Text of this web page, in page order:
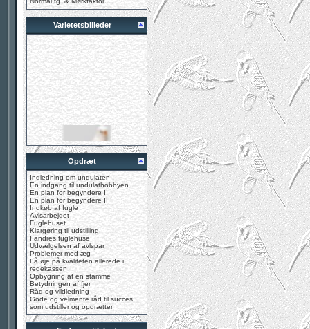
Varietetsbilleder
Opdræt
Indledning om undulaten
En indgang til undulathobbyen
En plan for begyndere I
En plan for begyndere II
Indkøb af fugle
Avlsarbejdet
Fuglehuset
Klargøring til udstilling
I andres fuglehuse
Udvælgelsen af avlspar
Problemer med æg
Få øje på kvaliteten allerede i
redekassen
Opbygning af en stamme
Betydningen af fjer
Råd og vildledning
Gode og velmente råd til succes
som udstiller og opdrætter